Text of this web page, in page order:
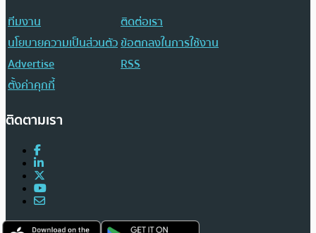
ทีมงาน
ติดต่อเรา
นโยบายความเป็นส่วนตัวข้อตกลงในการใช้งาน
Advertise
RSS
ตั้งค่าคุกกี้
ติดตามเรา